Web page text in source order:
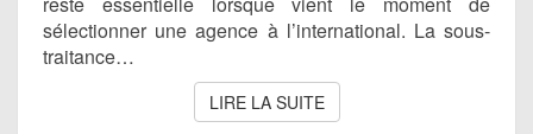
sélectionner une agence à l’international. La sous-
traitance…
LIRE LA SUITELIRE LA SUITE